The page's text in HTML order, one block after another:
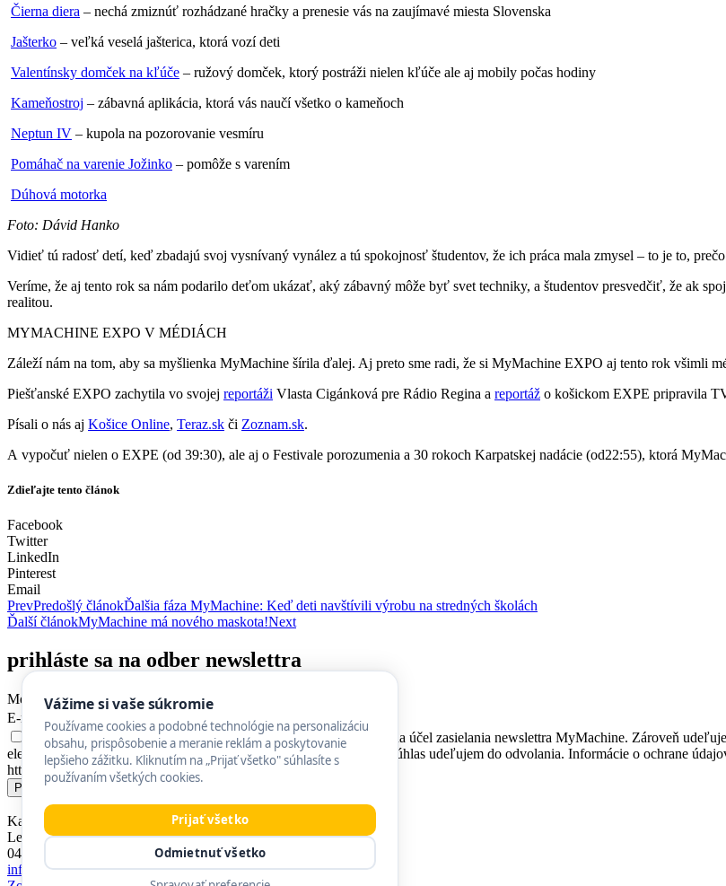
Čierna diera – nechá zmiznúť rozhádzané hračky a prenesie vás na zaujímavé miesta Slovenska
Jašterko – veľká veselá jašterica, ktorá vozí deti
Valentínsky domček na kľúče – ružový domček, ktorý postráži nielen kľúče ale aj mobily počas hodiny
Kameňostroj – zábavná aplikácia, ktorá vás naučí všetko o kameňoch
Neptun IV – kupola na pozorovanie vesmíru
Pomáhač na varenie Jožinko – pomôže s varením
Dúhová motorka
Foto: Dávid Hanko
Vidieť tú radosť detí, keď zbadajú svoj vysnívaný vynález a tú spokojnosť študentov, že ich práca mala zmysel – to je to,
Veríme, že aj tento rok sa nám podarilo deťom ukázať, aký zábavný môže byť svet techniky, a študentov presvedčiť, že ak
realitou.
MYMACHINE EXPO V MÉDIÁCH
Záleží nám na tom, aby sa myšlienka MyMachine šírila ďalej. Aj preto sme radi, že si MyMachine EXPO aj tento rok všimli
Piešťanské EXPO zachytila vo svojej reportáži Vlasta Cigánková pre Rádio Regina a reportáž o košickom EXPE pripravila
Písali o nás aj Košice Online, Teraz.sk či Zoznam.sk.
A vypočuť nielen o EXPE (od 39:30), ale aj o Festivale porozumenia a 30 rokoch Karpatskej nadácie (od22:55), ktorá
Zdieľajte tento článok
Facebook
Twitter
LinkedIn
Pinterest
Email
PrevPredošlý článokĎalšia fáza MyMachine: Keď deti navštívili výrobu na stredných školách
Ďalší článokMyMachine má nového maskota!Next
prihláste sa na odber newslettra
Meno
E-mail
Súhlasím so spracovaním mojich kontaktných osobných údajov na účel zasielania newslettra MyMachine. Zároveň
elektronických komunikáciách v znení neskorších predpisov. Tento súhlas udeľujem do odvolania. Informácie o ochrane
https://mymachine.sk/ochrana-sukromia/.
Prihlásiť
Karpatská nadácia
Letná 27
040 01 Košice
info@mymachine.sk
Vážime si vaše súkromie
Používame cookies a podobné technológie na personalizáciu
obsahu, prispôsobenie a meranie reklám a poskytovanie
lepšieho zážitku. Kliknutím na „Prijať všetko" súhlasíte s
používaním všetkých cookies.
Prijať všetko
Odmietnuť všetko